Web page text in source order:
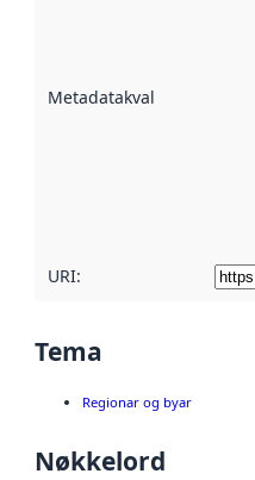
Metadatakvalitet
URI:
Tema
Regionar og byar
Nøkkelord